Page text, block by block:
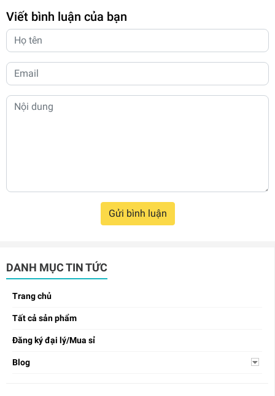
DANH MỤC TIN TỨC
Trang chủ
Tất cả sản phẩm
Đăng ký đại lý/Mua sỉ
Blog
Viết bình luận của bạn
Gửi bình luận